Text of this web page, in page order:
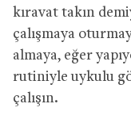
kıravat takın
çalışmaya
almaya, eğer
rutiniyle uykulu
çalışın.